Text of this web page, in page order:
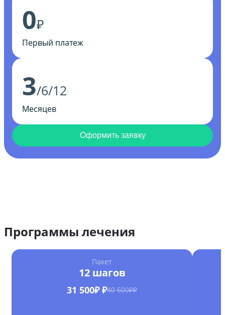
0₽
Первый платеж
3/6/12
Месяцев
Оформить заявку
Программы лечения
Пакет
12 шагов
31 500₽ ₽40 500₽₽